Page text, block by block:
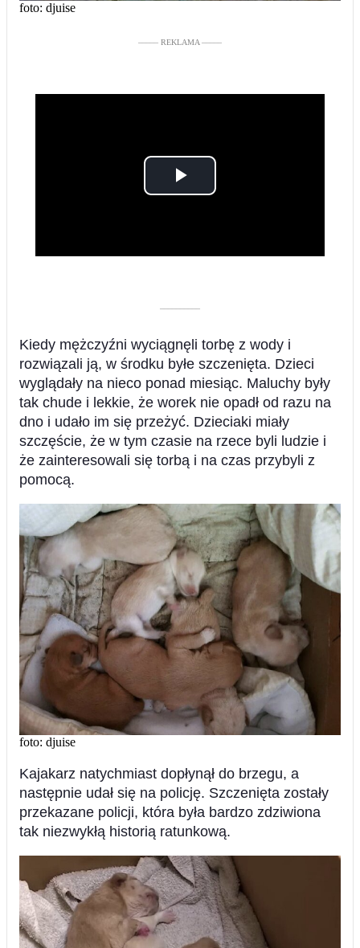
foto: djuise
––––– REKLAMA –––––
Play
––––––––––
Kiedy mężczyźni wyciągnęli torbę z wody i
rozwiązali ją, w środku byłe szczenięta. Dzieci
wyglądały na nieco ponad miesiąc. Maluchy były
tak chude i lekkie, że worek nie opadł od razu na
dno i udało im się przeżyć. Dzieciaki miały
szczęście, że w tym czasie na rzece byli ludzie i
że zainteresowali się torbą i na czas przybyli z
pomocą.
foto: djuise
Kajakarz natychmiast dopłynął do brzegu, a
następnie udał się na policję. Szczenięta zostały
przekazane policji, która była bardzo zdziwiona
tak niezwykłą historią ratunkową.